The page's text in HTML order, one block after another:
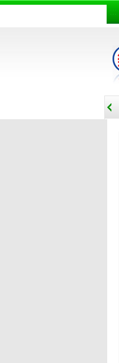
:::